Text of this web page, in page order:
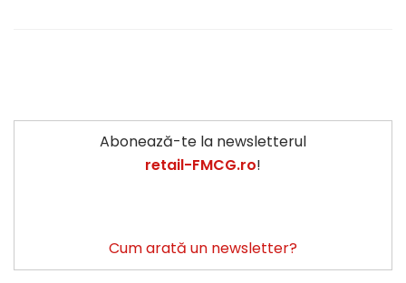
Abonează-te la newsletterul
retail-FMCG.ro!
Cum arată un newsletter?